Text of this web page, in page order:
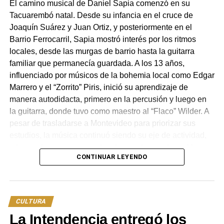
Desarrollo local y patrimonio histórico
Por su parte, el intendente Wilson Ezquerra definió la
jornada como la concreción de un objetivo estratégico
para el desarrollo económico y turístico del departamento.
En su alocución, reconoció el trabajo previo de anteriores
administraciones y del personal del Museo Carlos Gardel
para consolidar dicho espacio.
Ezquerra ratificó la posición institucional respecto a la
estudios técnicos realizados años atrás señalaron la
figura del zorzal criollo como un activo clave para el
interior del país, enfatizando la importancia de la
descentralización.
El camino musical de Daniel Sapia comenzó en su
Tacuarembó natal. Desde su infancia en el cruce de
Joaquín Suárez y Juan Ortiz, y posteriormente en el
Barrio Ferrocarril, Sapia mostró interés por los ritmos
locales, desde las murgas de barrio hasta la guitarra
familiar que permanecía guardada. A los 13 años,
influenciado por músicos de la bohemia local como Edgar
Marrero y el “Zorrito” Piris, inició su aprendizaje de
manera autodidacta, primero en la percusión y luego en
la guitarra, donde tuvo como maestro al “Flaco” Wilder. A
pesar de trasladarse a Montevideo para priorizar sus
integrando agrupaciones locales, participando en Murga
Joven y colaborando con diversos colectivos artísticos de
Verde, fue posible gracias al apoyo económico del Fondo
Nacional de la Música (FONAM). El trabajo fue registrado
CONTINUAR LEYENDO
CULTURA
La Intendencia entregó los